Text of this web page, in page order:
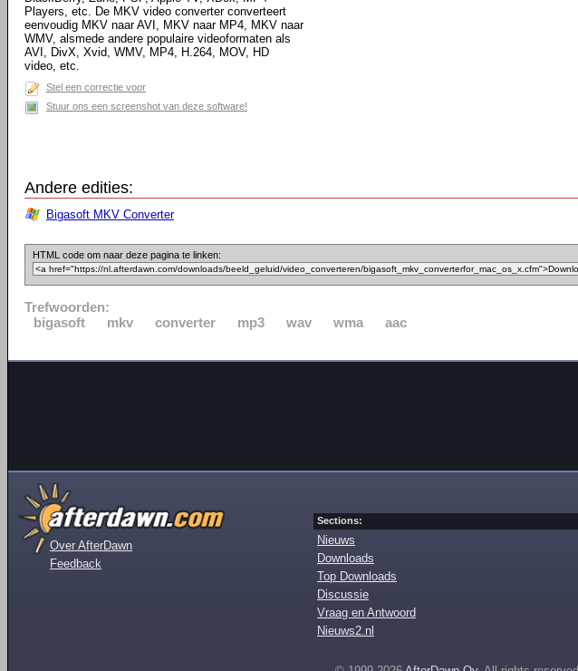
Players, etc. De MKV video converter converteert
eenvoudig MKV naar AVI, MKV naar MP4, MKV naar
WMV, alsmede andere populaire videoformaten als
AVI, DivX, Xvid, WMV, MP4, H.264, MOV, HD
video, etc.
Stel een correctie voor
Stuur ons een screenshot van deze software!
Andere edities:
Bigasoft MKV Converter
HTML code om naar deze pagina te linken:
Trefwoorden:
bigasoft
mkv converter mp3 wav wma aac
Over AfterDawn
Feedback
Sections:
Nieuws
Downloads
Top Downloads
Discussie
Vraag en Antwoord
Nieuws2.nl